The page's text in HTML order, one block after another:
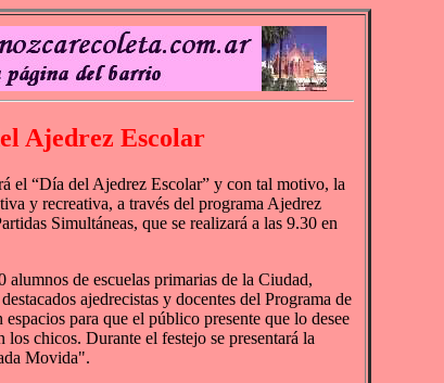
Ajedrez Escolar
el “Día del Ajedrez Escolar” y con tal motivo, la
y recreativa, a través del programa Ajedrez
Simultáneas, que se realizará a las 9.30 en
alumnos de escuelas primarias de la Ciudad,
ajedrecistas y docentes del Programa de
para que el público presente que lo desee
chicos. Durante el festejo se presentará la
Movida".